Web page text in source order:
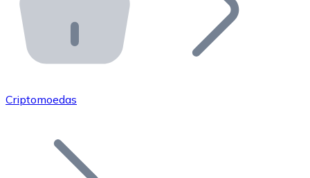
API Bitnovo
Integre nossa API no seu ecossistema.
Junte-se à nossa rede de revendedores e comercialize
Adicione o token do seu projeto ao nosso serviço de
Criptomoedas